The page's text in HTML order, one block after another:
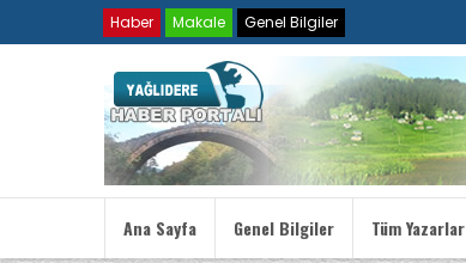
Haber Makale Genel Bilgiler
Ana Sayfa Genel Bilgiler Tüm Yazarlar